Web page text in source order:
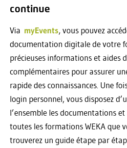
continue
Via myEvents, vous pouvez
documentation digitale de votre
précieuses informations et aides
complémentaires pour assurer
rapide des connaissances. Une
login personnel, vous disposez
l’ensemble les documentations
toutes les formations WEKA que
trouverez un guide étape par